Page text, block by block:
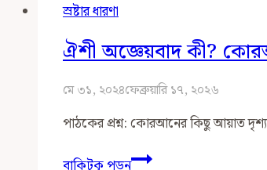
কাছে
জগত
একটা
গেইম?
স্রষ্টার ধারণা
ঐশী অজ্ঞেয়বাদ কী?
মে ৩১, ২০২৪ফেব্রুয়ারি ১৭, ২০২৬
পাঠকের প্রশ্ন: কোরআনের কিছু আয়াত
ঐশী